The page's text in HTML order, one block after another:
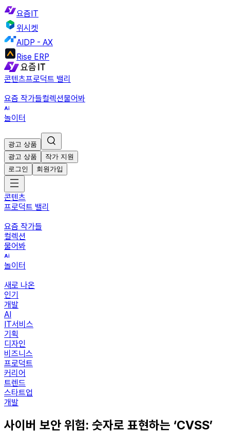
요즘IT
위시켓
AIDP - AX
Rise ERP
콘텐츠프로덕트 밸리
요즘 작가들컬렉션물어봐
놀이터
광고 상품
광고 상품
작가 지원
로그인
회원가입
콘텐츠
프로덕트 밸리
요즘 작가들
컬렉션
물어봐
놀이터
새로 나온
인기
개발
AI
IT서비스
기획
디자인
비즈니스
프로덕트
커리어
트렌드
스타트업
개발
사이버 보안 위험: 숫자로 표현하는 ‘CVSS’